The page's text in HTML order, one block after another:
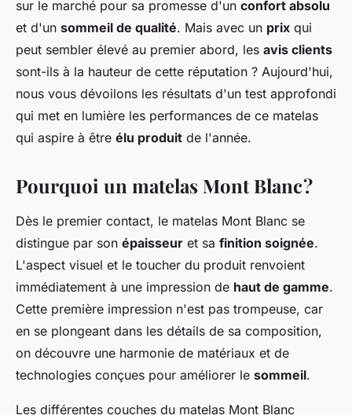
sur le marché pour sa promesse d'un confort absolu
et d'un sommeil de qualité. Mais avec un prix qui
peut sembler élevé au premier abord, les avis clients
sont-ils à la hauteur de cette réputation ? Aujourd'hui,
nous vous dévoilons les résultats d'un test approfondi
qui met en lumière les performances de ce matelas
qui aspire à être élu produit de l'année.
Pourquoi un matelas Mont Blanc ?
Dès le premier contact, le matelas Mont Blanc se
distingue par son épaisseur et sa finition soignée.
L'aspect visuel et le toucher du produit renvoient
immédiatement à une impression de haut de gamme.
Cette première impression n'est pas trompeuse, car
en se plongeant dans les détails de sa composition,
on découvre une harmonie de matériaux et de
technologies conçues pour améliorer le sommeil.
Les différentes couches du matelas Mont Blanc